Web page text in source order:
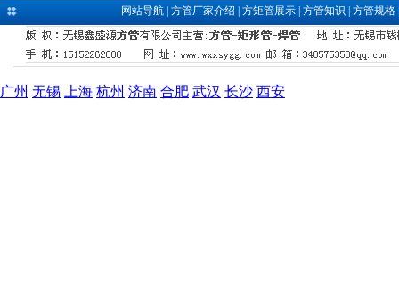
网站导航| 方管厂家介绍 方矩管展示| 方管知识 方管规格
广州 无锡 上海 杭州 济南 合肥 武汉 长沙 西安